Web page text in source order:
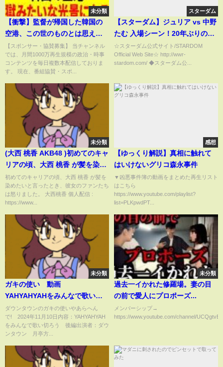
未分類
【衝撃】監督が帰国した韓国の
空港、この世のものとは思えな
い光景がコチラ...
【スポンサー・協賛募集】 当チャンネル
では、月間1000万再生規模の政治・時事
コンテンツを毎日複数本配信しておりま
す。 現在、番組協賛・スポ...
スターダム
【スターダム】ジュリア vs 中野
たむ 入場シーン！20年ぶりの聖
地帰還のメインイベントは因縁
の2人の赤いベルト戦！-4.23横浜
アリーナ-【STARDOM】
☆スターダム公式サイト/STARDOM
Official Web Site☆ http://wwr-
stardom.com/ ◆スターダム公...
未分類
(大西 桃香 AKB48 )初めてのキャ
リアの頃、大西 桃香 が髪を染め
たいと言ったとき、彼女のファ
ンたちは怒りました。
初めてのキャリアの頃、大西 桃香 が髪を
染めたいと言ったとき、彼女のファンたち
は怒りました。 大西桃香 個人配信 :
https://www...
感想
【ゆっくり解説】真相に触れて
はいけないグリコ森永事件
▼凶悪事件簿の動画をまとめた再生リスト
はこちら
https://www.youtube.com/playlist?
list=PLKpwdPT...
未分類
ガキの使い 動画
YAHYAHYAHをみんなで歌い切
ろう・後編 11月10日
ダウンタウンのガキの使いやあらへん
で! 2024年11月10日内容：YAHYAHYAH
をみんなで歌い切ろう 後編出演者：ダウ
ンタウン 月亭方...
未分類
過去一イかれた修羅場。妻の目
の前で愛人にプロポーズ...
メンバーシップ→
https://www.youtube.com/channel/